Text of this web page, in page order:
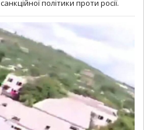
політики проти росії.